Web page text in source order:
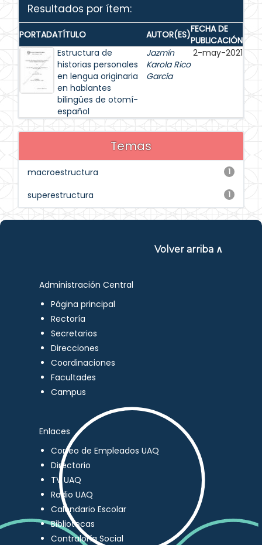
Resultados por ítem:
PORTADATÍTULO AUTOR(ES)FECHA DE
PUBLICACIÓN
Estructura de
historias personales
en lengua originaria
en hablantes
bilingües de otomí-
español
Jazmín
Karola Rico
García
2-may-2021
Temas
1
macroestructura
1
superestructura
Volver arriba ∧
Administración Central
Página principal
Rectoría
Secretarios
Direcciones
Coordinaciones
Facultades
Campus
Enlaces
Correo de Empleados UAQ
Directorio
TV UAQ
Radio UAQ
Calendario Escolar
Bibliotecas
Contraloría Social